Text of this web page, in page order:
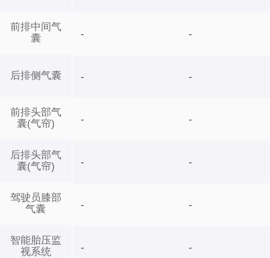
前排中间气
囊
后排侧气囊
前排头部气
囊(气帘)
后排头部气
囊(气帘)
驾驶员膝部
气囊
智能胎压监
视系统
- -
- -
- -
- -
- -
- -